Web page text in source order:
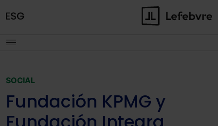
SOCIAL
Fundación KPMG y